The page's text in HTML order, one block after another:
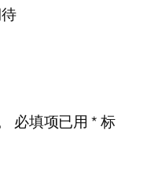
必填项已用*标